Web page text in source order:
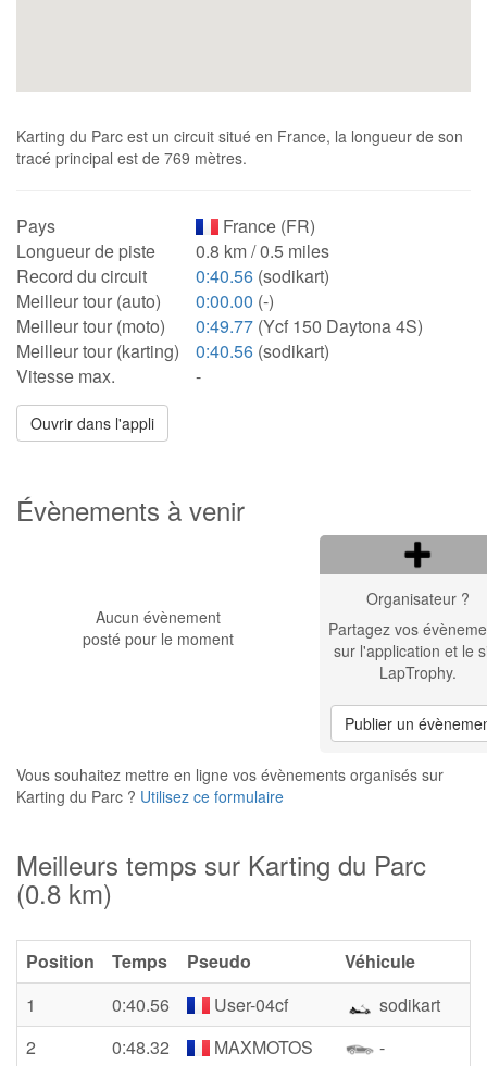
Karting du Parc est un circuit situé en France, la longueur de son
tracé principal est de 769 mètres.
Pays
France (FR)
Longueur de piste
0.8 km / 0.5 miles
Record du circuit
0:40.56 (sodikart)
Meilleur tour (auto)
0:00.00 (-)
Meilleur tour (moto)
0:49.77 (Ycf 150 Daytona 4S)
Meilleur tour (karting)
0:40.56 (sodikart)
Vitesse max.
-
Ouvrir dans l'appli
Évènements à venir
Aucun évènement
posté pour le moment
Organisateur ?
Partagez vos
sur l'application et le
LapTrophy.
Publier un
Vous souhaitez mettre en ligne vos évènements organisés sur
Karting du Parc ? Utilisez ce formulaire
Meilleurs temps sur Karting du Parc
(0.8 km)
Position Temps Pseudo
Véhicule
1
0:40.56 User-04cf
sodikart
2
0:48.32 MAXMOTOS
-